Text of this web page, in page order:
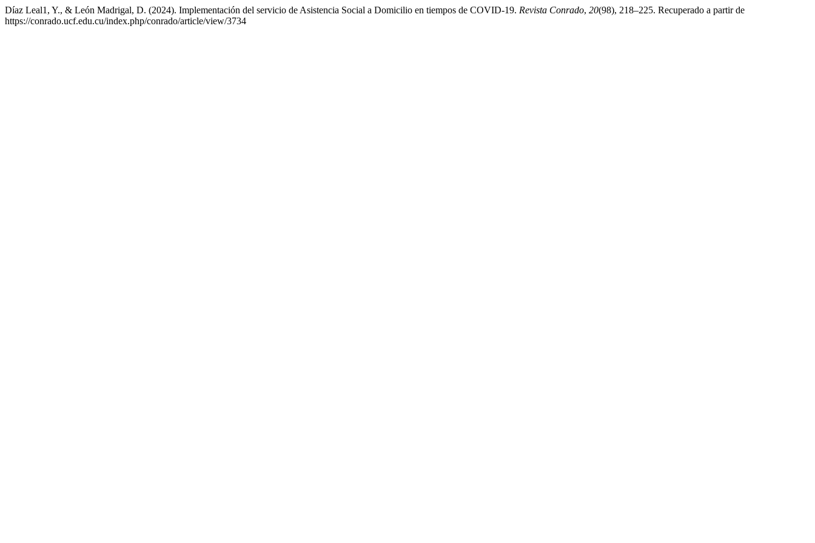
Díaz Leal1, Y., & León Madrigal, D. (2024). Implementación del servicio de Asistencia Social a Domicilio en tiempos de COVID-19. Revista Conrado, 20(98), 218–225. Recuperado a partir de
https://conrado.ucf.edu.cu/index.php/conrado/article/view/3734